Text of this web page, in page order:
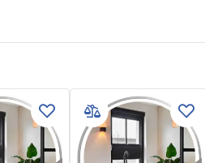
100
одностороння для вставки
0,45 л/с